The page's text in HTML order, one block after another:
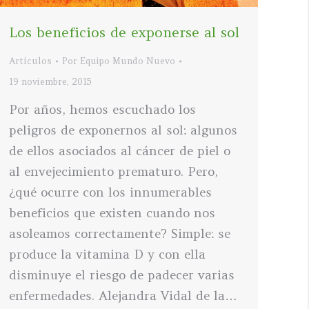
Los beneficios de exponerse al sol
Artículos Por Equipo Mundo Nuevo
19 noviembre, 2015
Por años, hemos escuchado los
peligros de exponernos al sol: algunos
de ellos asociados al cáncer de piel o
al envejecimiento prematuro. Pero,
¿qué ocurre con los innumerables
beneficios que existen cuando nos
asoleamos correctamente? Simple: se
produce la vitamina D y con ella
disminuye el riesgo de padecer varias
enfermedades. Alejandra Vidal de la…